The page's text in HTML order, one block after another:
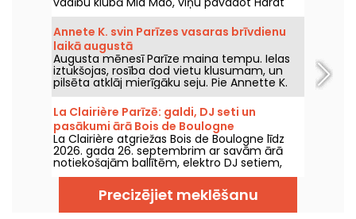
Antoine un EG, piedāvājot vakaru, kurš
caurvīs melodisko house, techno un šo žanru
robežlīnijām.
Annete K. svin Parīzes vasaras brīvdienu
laikā augustā
Augusta mēnesī Parīze maina tempu. Ielas
iztukšojas, rosība dod vietu klusumam, un
pilsēta atklāj mierīgāku seju. Pie Annette K.
mēs izmantojam šo īpašo pauzi, lai
pagarinātu vasaras garšu, ar kājām gandrīz
ūdenī, pirms jaunā darba sezonas sākuma.
La Clairière Parīzē: galdi, DJ seti un
pasākumi ārā Bois de Boulogne
La Clairière atgriežas Bois de Boulogne līdz
2026. gada 26. septembrim ar savām ārā
notiekošajām ballītēm, elektro DJ setiem,
food truckiem, atpūtas zonu un
rezervējamiem galdiņiem. Izvietots Domaine
de Longchamp, šis Parīzes atklātais
naktsklubs uzņem apmeklētājus piektdienu
Precizējiet meklēšanu